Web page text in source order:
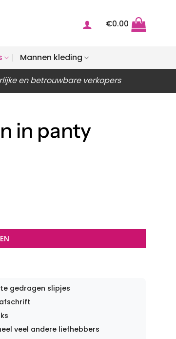
€0.00
Mannen kleding
en betrouwbare verkopers
in panty
gedragen slipjes
veel andere liefhebbers